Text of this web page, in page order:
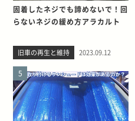
固着したネジでも諦めないで！回
らないネジの緩め方アラカルト
旧車の再生と維持 2023.09.12
5